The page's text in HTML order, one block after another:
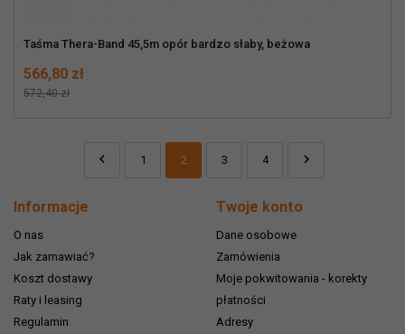
Taśma Thera-Band 45,5m opór bardzo słaby, beżowa
Cena
566,80 zł
Normalna cena
572,40 zł
Poprzedni
 1 2 3 4 Dalej

Informacje
O nas
Jak zamawiać?
Koszt dostawy
Raty i leasing
Regulamin
Twoje konto
Dane osobowe
Zamówienia
Moje pokwitowania - korekty
płatności
Adresy